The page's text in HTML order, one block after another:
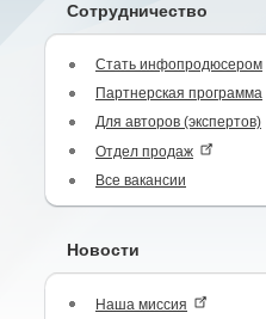
Сотрудничество
Стать инфопродюсером
Партнерская программа
Для авторов (экспертов)
Отдел продаж
Все вакансии
Новости
Наша миссия